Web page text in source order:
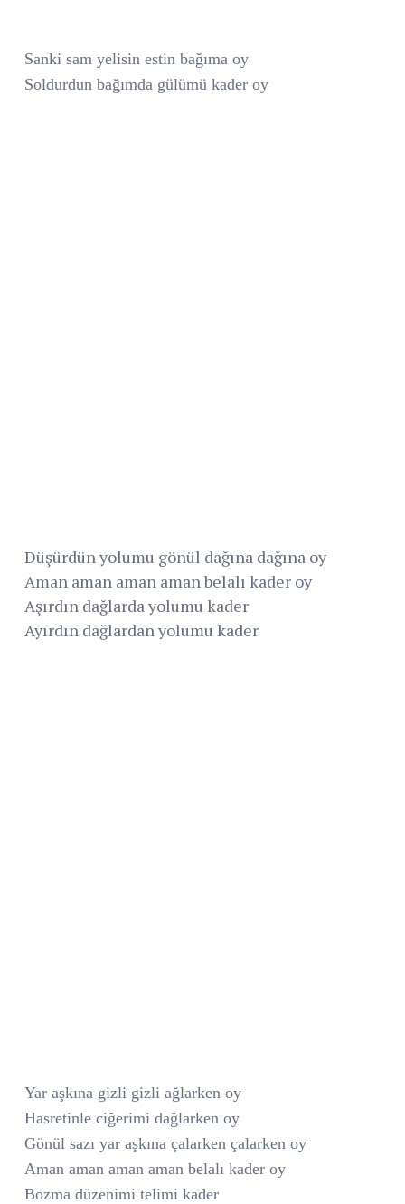
Sanki sam yelisin estin bağıma oy
Soldurdun bağımda gülümü kader oy
Düşürdün yolumu gönül dağına dağına oy
Aman aman aman aman belalı kader oy
Aşırdın dağlarda yolumu kader
Ayırdın dağlardan yolumu kader
Yar aşkına gizli gizli ağlarken oy
Hasretinle ciğerimi dağlarken oy
Gönül sazı yar aşkına çalarken çalarken oy
Aman aman aman aman belalı kader oy
Bozma düzenimi telimi kader